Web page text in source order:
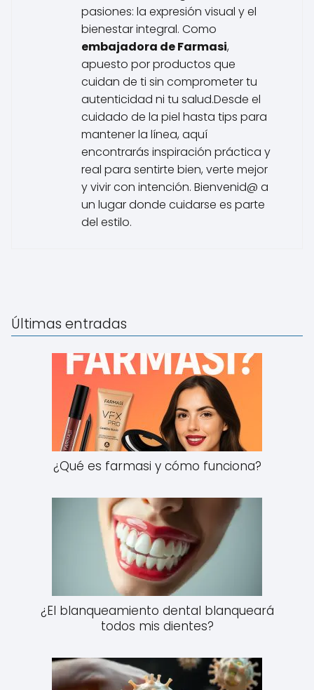
pasiones: la expresión visual y el
bienestar integral. Como
embajadora de Farmasi,
apuesto por productos que
cuidan de ti sin comprometer tu
autenticidad ni tu salud.Desde el
cuidado de la piel hasta tips para
mantener la línea, aquí
encontrarás inspiración práctica y
real para sentirte bien, verte mejor
y vivir con intención. Bienvenid@ a
un lugar donde cuidarse es parte
del estilo.
Últimas entradas
¿Qué es farmasi y cómo funciona?
¿El blanqueamiento dental blanqueará
todos mis dientes?